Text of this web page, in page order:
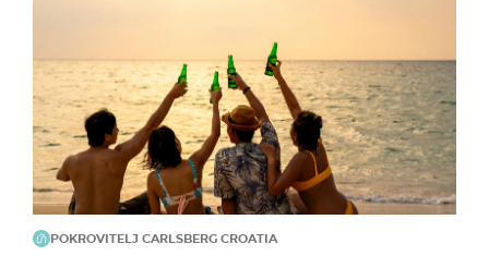
POKROVITELJ CARLSBERG CROATIA